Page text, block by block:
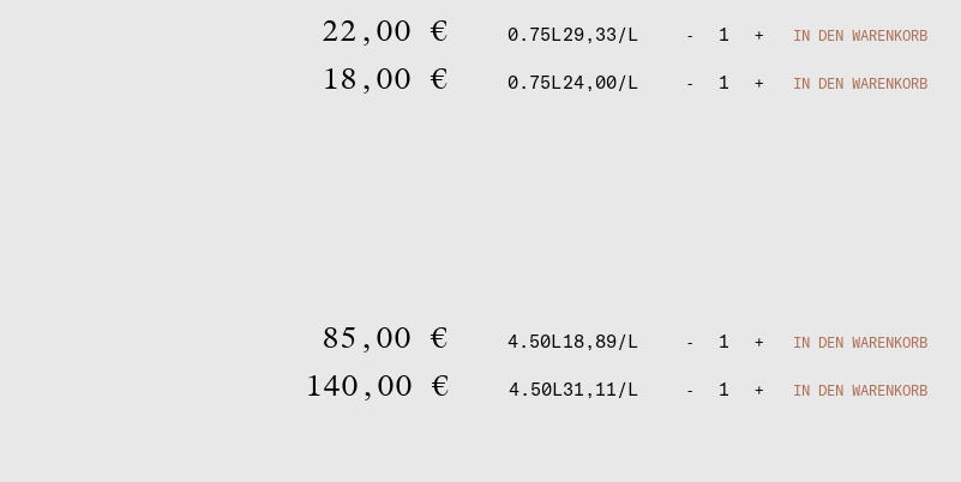
22,00 € 0.75L29,33/L - 1 + IN DEN WARENKORB
18,00 € 0.75L24,00/L - 1 + IN DEN WARENKORB
85,00 € 4.50L18,89/L - 1 + IN DEN WARENKORB
140,00 € 4.50L31,11/L - 1 + IN DEN WARENKORB